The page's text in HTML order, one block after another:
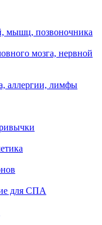
мышц, позвоночника
мозга, нервной
аллергии, лимфы
для СПА